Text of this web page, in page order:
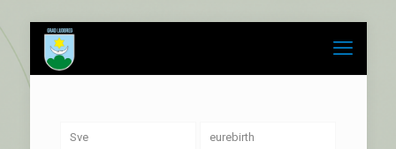
Sve eurebirth